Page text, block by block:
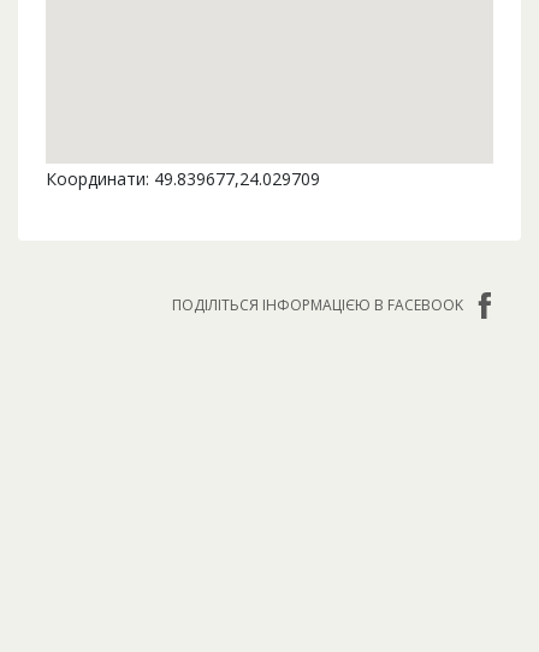
Координати: 49.839677,24.029709
ПОДІЛІТЬСЯ ІНФОРМАЦІЄЮ В FACEBOOK